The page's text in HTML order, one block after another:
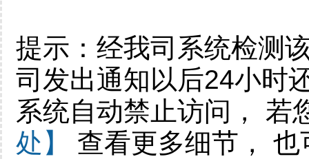
提示：经我司系统检测
司发出通知以后24小时
系统自动禁止访问， 若
处】
查看更多细节，